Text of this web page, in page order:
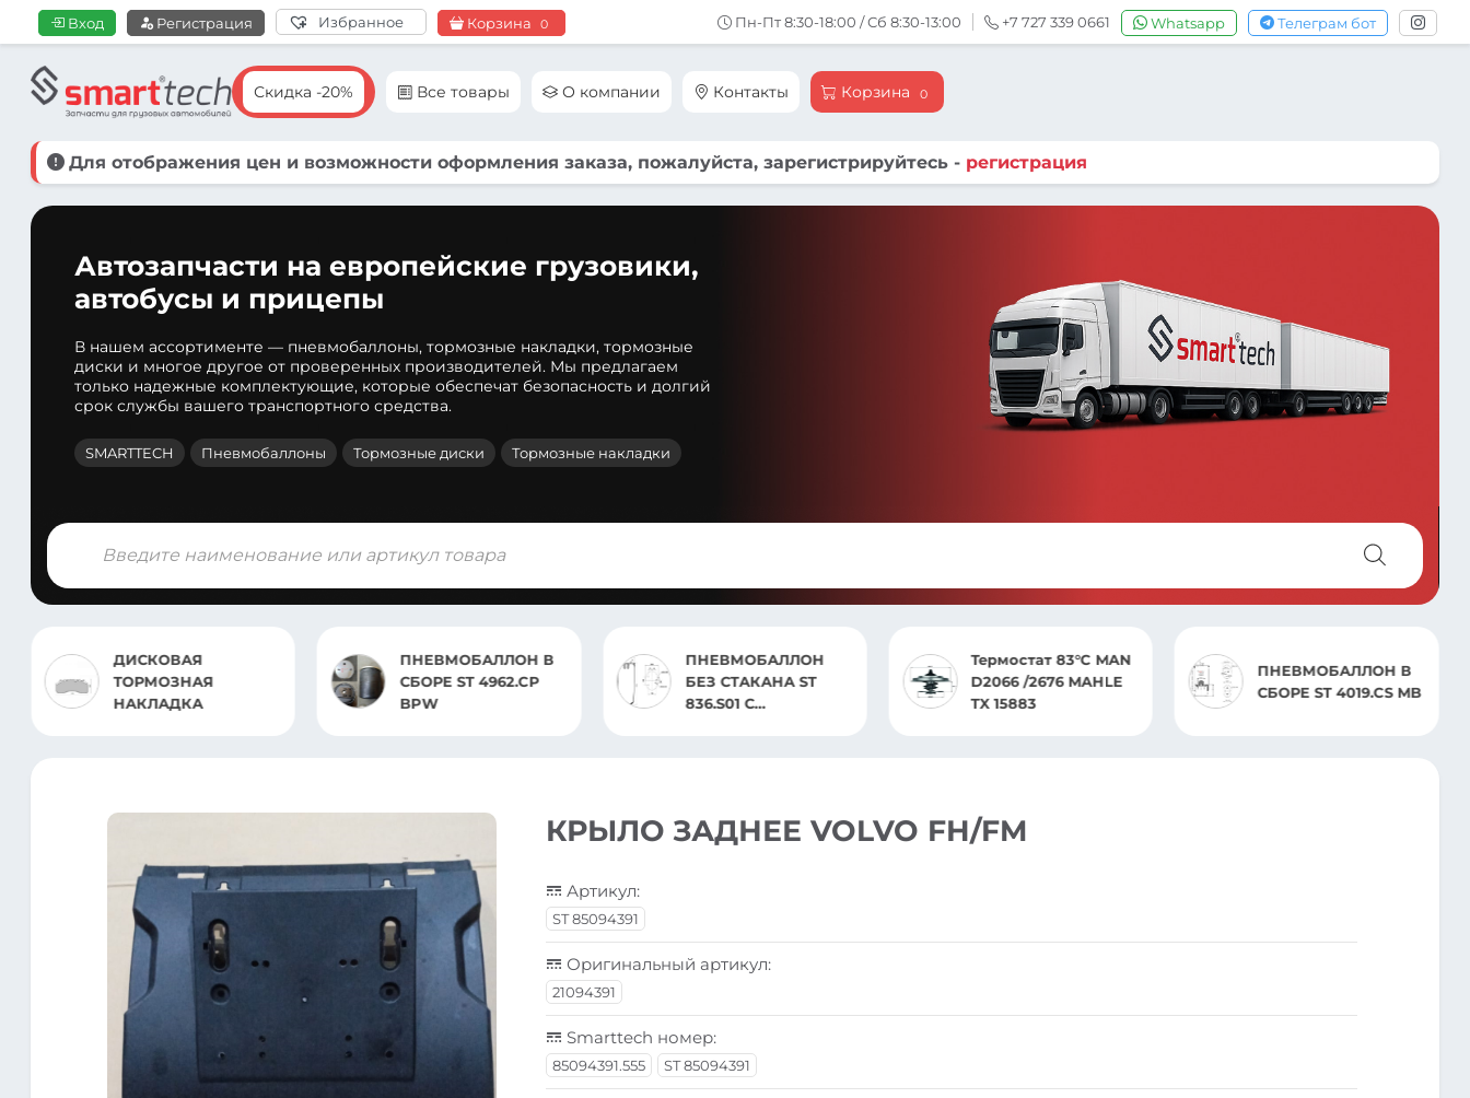
Вход Регистрация Избранное Корзина 0 Пн-Пт 8:30-18:00 / Сб 8:30-13:00 +7 727 339 0661 Whatsapp Телеграм бот
Скидка -20% Все товары О компании Контакты Корзина 0
Для отображения цен и возможности оформления заказа, пожалуйста, зарегистрируйтесь - регистрация
Автозапчасти на европейские грузовики,
автобусы и прицепы
В нашем ассортименте — пневмобаллоны, тормозные накладки, тормозные
диски и многое другое от проверенных производителей. Мы предлагаем
только надежные комплектующие, которые обеспечат безопасность и долгий
срок службы вашего транспортного средства.
SMARTTECH Пневмобаллоны Тормозные диски Тормозные накладки
Поиск
товаров
ПНЕВМОБАЛЛОН В
СБОРЕ ST 4962.CP
BPW
ПНЕВМОБАЛЛОН
БЕЗ СТАКАНА ST
836.S01 С
Термостат 83°C MAN
D2066 /2676 MAHLE
TX 15883
ПНЕВМОБАЛЛОН В
СБОРЕ ST 4019.CS MB
ТОРМОЗНАЯ
НАКЛАДКА
КРЫЛО ЗАДНЕЕ VOLVO FH/FM
Артикул:
ST 85094391
Оригинальный артикул:
21094391
Smarttech номер:
85094391.555 ST 85094391